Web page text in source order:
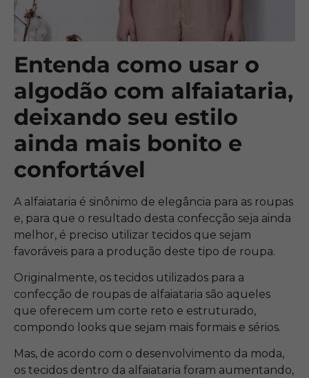
Entenda como usar o
algodão com alfaiataria,
deixando seu estilo
ainda mais bonito e
confortável
A alfaiataria é sinônimo de elegância para as roupas
e, para que o resultado desta confecção seja ainda
melhor, é preciso utilizar tecidos que sejam
favoráveis para a produção deste tipo de roupa.
Originalmente, os tecidos utilizados para a
confecção de roupas de alfaiataria são aqueles
que oferecem um corte reto e estruturado,
compondo looks que sejam mais formais e sérios.
Mas, de acordo com o desenvolvimento da moda,
os tecidos dentro da alfaiataria foram aumentando,